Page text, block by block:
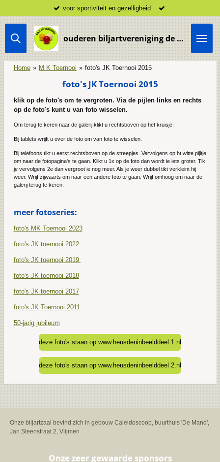
direct
de
hoofdinhoud
ouderen biljartvereniging de Vliedberg Vlijmen
voor sportiviteit en gezelligheid
Home » M K Toernooi » foto's JK Toernooi 2015
foto's JK Toernooi 2015
klik op de foto's om te vergroten. Via de pijlen links en rechts
op de foto's kunt u van foto wisselen.
Om terug te keren naar de galerij klikt u rechtsboven op het kruisje.
Bij tablets wrijft u over de foto om van foto te wisselen.
Bij telefoons tikt u eerst rechtsboven op de streepjes. Vervolgens op ht witte pijltje
om naar de fotopagina's te gaan. Klikt u 1x op de foto dan wordt ie iets groter. Tik
je vervolgens 2e dan vergroot ie nog meer. Als je weer dubbel tikt verkleint hij
weer. Wrijf zijwaarts om naar een andere foto te gaan. Wrijf omhoog om naar de
galerij terug te keren.
meer fotoseries:
foto's MK Toernooi 2023
foto's JK toernooi 2022
foto's JK toernooi 2019
foto's JK toernooi 2018
foto's JK toernooi 2017
foto's JK Toernooi 2011
50-jarig jubileum
deze foto's staan op www.heusdeninbeelddeel 1.nl
deze foto's staan op www.heusdeninbeelddeel 2.nl
Onze biljartzaal bevind zich in gebouw Caleidoscoop, buurthuis 'De Mand',
Jan Steenstraat 2, Vlijmen
Onze zeer gewaarde sponsors